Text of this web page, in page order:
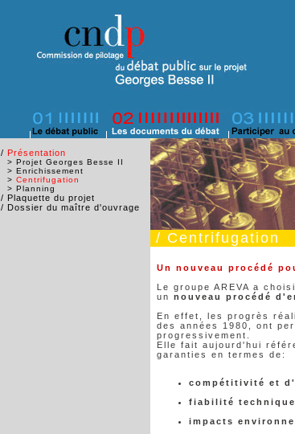
/ Présentation
> Projet Georges Besse II
> Enrichissement
> Centrifugation
> Planning
/ Plaquette du projet
/ Dossier du maître d'ouvrage
/ Centrifugation
Un nouveau procédé
Le groupe AREVA a
un nouveau procédé
En effet, les progrès
des années 1980, ont
progressivement.
Elle fait aujourd'hui
garanties en termes de:
compétitivité et
fiabilité
impacts